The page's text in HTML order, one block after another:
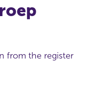
from the register